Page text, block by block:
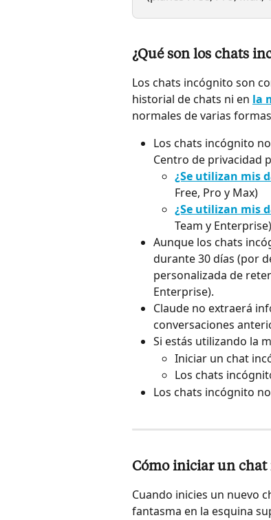
¿Qué son los chats
Los chats incógnito son
historial de chats ni en la
normales de varias
Los chats incógnito
Centro de privacidad
¿Se utilizan mis
Free, Pro y Max)
¿Se utilizan mis
Team y Enterprise)
Aunque los chats
durante 30 días (por
personalizada de
Enterprise).
Claude no extraerá
conversaciones
Si estás utilizando la
Iniciar un chat
Los chats
Los chats incógnito
Cómo iniciar un chat
Cuando inicies un nuevo
fantasma en la esquina